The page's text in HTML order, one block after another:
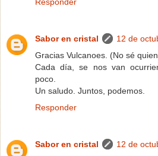
Sabor en cristal
12 de
Gracias Vulcanoes. (No sé
Cada día, se nos van
poco.
Un saludo. Juntos, podemos.
Responder
Sabor en cristal
12 de